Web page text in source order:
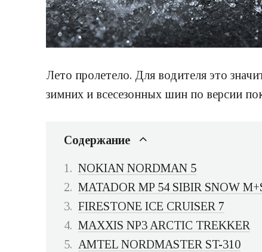
Лето пролетело. Для водителя это
зимних и всесезонных шин по версии
Содержание
NOKIAN NORDMAN 5
MATADOR MP 54 SIBIR SNOW
FIRESTONE ICE CRUISER 7
MAXXIS NP3 ARCTIC TREKKER
AMTEL NORDMASTER ST-310